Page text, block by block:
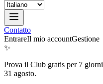
Contatto
EntrareIl mio accountGestione
✨
Prova il Club gratis per 7 giorni
31 agosto.